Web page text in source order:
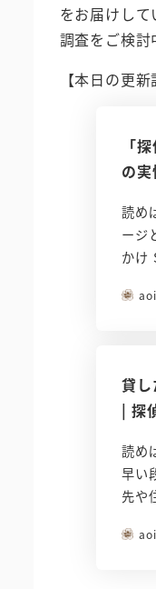
をお届けして
調査をご検討
【本日の更新
「
の
読め
ージ
かけ
貸
| 探
読め
早い
先や